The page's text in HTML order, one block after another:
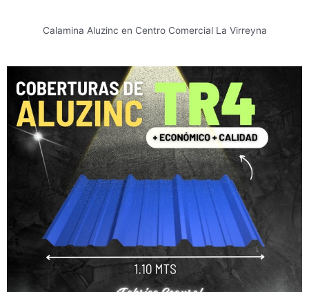
Calamina Aluzinc en Centro Comercial La Virreyna